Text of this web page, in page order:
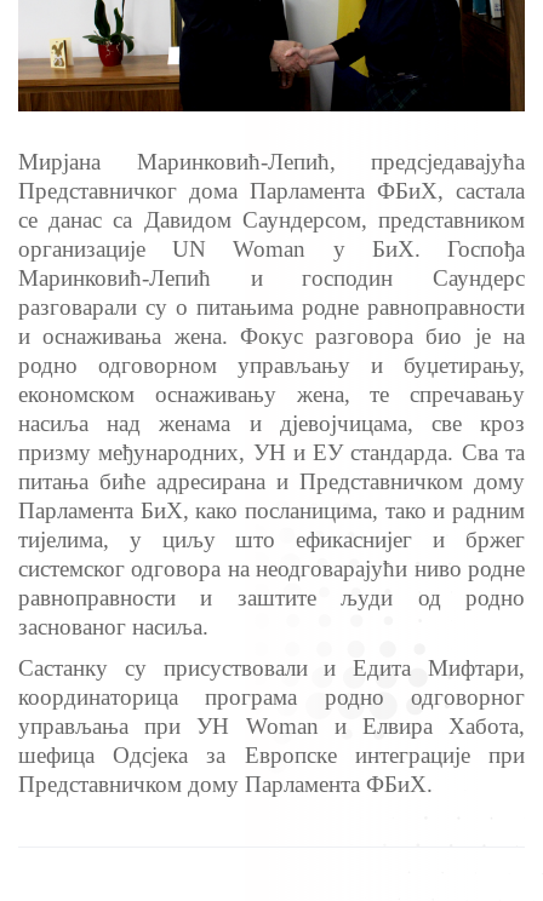
Мирјана Маринковић-Лепић, предсједавајућа
Представничког дома Парламента ФБиХ, састала
се данас са Давидом Саундерсом, представником
организације UN Woman
у БиХ. Госпођа
Маринковић-Лепић и господин Саундерс
разговарали су о питањима родне равноправности
и оснаживања жена. Фокус разговора био је на
родно одговорном управљању и буџетирању,
економском оснаживању жена, те спречавању
насиља над женама и дјевојчицама, све кроз
призму међународних, УН и ЕУ стандарда. Сва та
питања биће адресирана и Представничком дому
Парламента БиХ, како посланицима, тако и радним
тијелима, у циљу што ефикаснијег и бржег
системског одговора на неодговарајући ниво родне
равноправности и заштите људи од родно
заснованог насиља.
Састанку су присуствовали и Едита Мифтари,
координаторица програма родно одговорног
управљања при УН
Woman и Елвира Хабота,
шефица Одсјека за Европске интеграције при
Представничком дому Парламента ФБиХ.